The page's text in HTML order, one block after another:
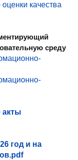
качества
среду
год и на